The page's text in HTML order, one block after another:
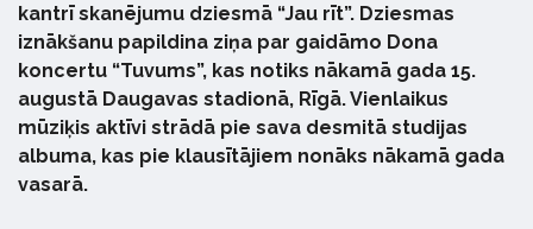
kantrī skanējumu dziesmā “Jau rīt”. Dziesmas
iznākšanu papildina ziņa par gaidāmo Dona
koncertu “Tuvums”, kas notiks nākamā gada 15.
augustā Daugavas stadionā, Rīgā. Vienlaikus
mūziķis aktīvi strādā pie sava desmitā studijas
albuma, kas pie klausītājiem nonāks nākamā gada
vasarā.